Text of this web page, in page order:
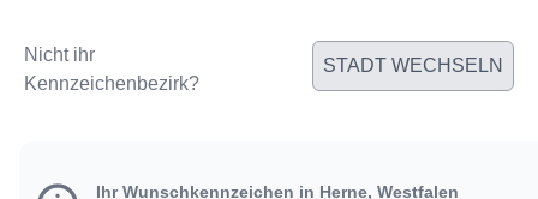
Nicht ihr
Kennzeichenbezirk?
STADT WECHSELN
Ihr Wunschkennzeichen in Herne, Westfalen